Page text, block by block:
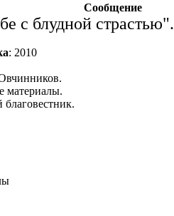
Сообщение
с блудной страстью".
: 2010
материалы.